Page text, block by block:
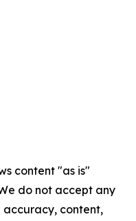
content "as is"
do not accept any
accuracy, content,